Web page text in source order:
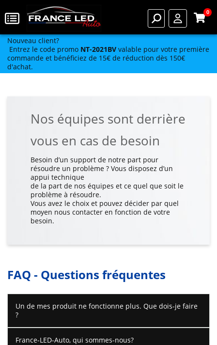
0
Nouveau client?
Entrez le code promo NT-2021BV valable pour votre première
commande et bénéficiez de 15€ de réduction dès 150€
d'achat.
Nos équipes sont derrière
vous en cas de besoin
Besoin d’un support de notre part pour
résoudre un problème ? Vous disposez d’un
appui technique
de la part de nos équipes et ce quel que soit le
problème à résoudre.
Vous avez le choix et pouvez décider par quel
moyen nous contacter en fonction de votre
besoin.
FAQ - Questions fréquentes
Un de mes produit ne fonctionne plus. Que dois-je faire
?
France-LED-Auto, qui sommes-nous?